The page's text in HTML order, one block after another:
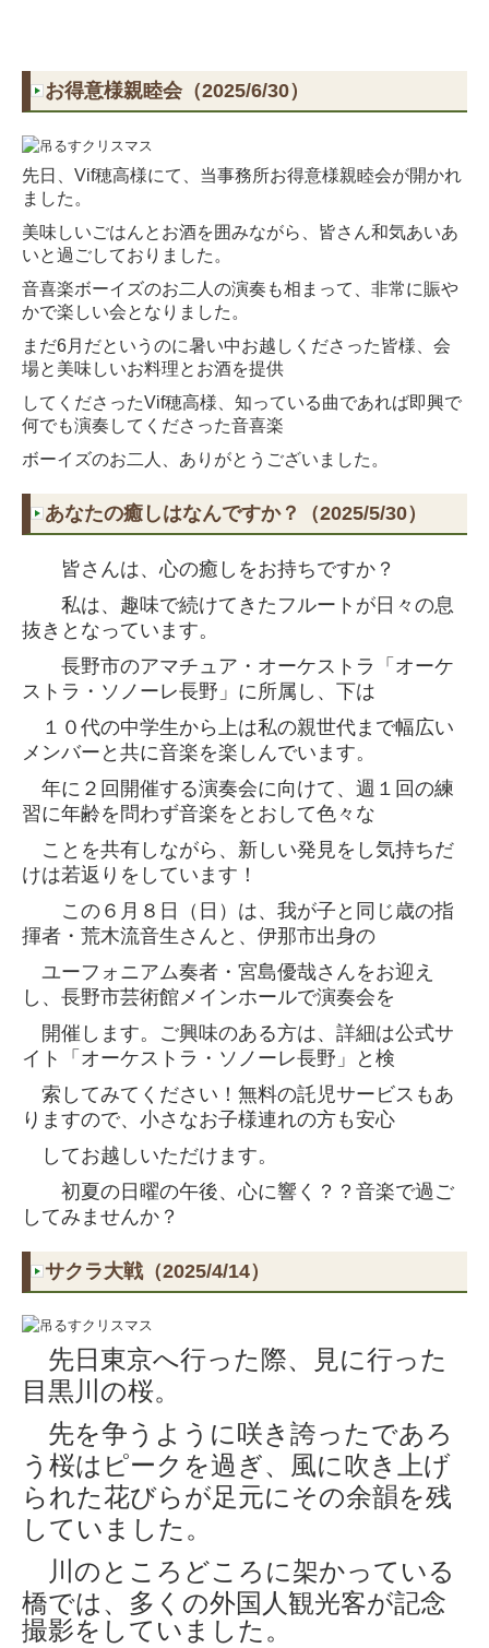
お得意様親睦会（2025/6/30）
先日、Vif穂高様にて、当事務所お得意様親睦会が開かれ
ました。
美味しいごはんとお酒を囲みながら、皆さん和気あいあ
いと過ごしておりました。
音喜楽ボーイズのお二人の演奏も相まって、非常に賑や
かで楽しい会となりました。
まだ6月だというのに暑い中お越しくださった皆様、会
場と美味しいお料理とお酒を提供
してくださったVif穂高様、知っている曲であれば即興で
何でも演奏してくださった音喜楽
ボーイズのお二人、 ありがとうございました。
あなたの癒しはなんですか？（2025/5/30）
皆さんは、心の癒しをお持ちですか？
私は、趣味で続けてきたフルートが日々の息
抜きとなっています。
長野市のアマチュア・オーケストラ「オーケ
ストラ・ソノーレ長野」に所属し、 下は
１０代の中学生から上は私の親世代まで幅広い
メンバーと共に音楽を楽しんでいます。
年に２回開催する演奏会に向けて、週１回の練
習に年齢を問わず音楽をと おして色々な
ことを共有しながら、新しい発見をし気持ちだ
けは若返りをしています！
この６月８日（日）は、我が子と同じ歳の指
揮者・荒木流音生さんと、 伊那市出身の
ユーフォニアム奏者・宮島優哉さんをお迎え
し、 長野市芸術館メインホールで演奏会を
開催します。 ご興味のある方は、詳細は公式サ
イト「オーケストラ ・ソノーレ長野」と検
索 してみてください！ 無料の託児サービスもあ
りますので、小さなお子様連れの方も安心
してお越しいただけます。
初夏の日曜の午後、心に響く？？音楽で過ご
してみませんか？
サクラ大戦（2025/4/14）
先日東京へ行った際、見に行った
目黒川の桜。
先を争うように咲き誇ったであろ
う桜はピークを過ぎ、風に吹き上げ
られた花びらが足元にその余韻を残
していました。
川のところどころに架かっている
橋では、多くの外国人観光客が記念
撮影をしていました。